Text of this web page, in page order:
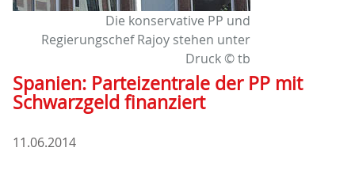
Die konservative PP und
Regierungschef Rajoy stehen unter
Druck © tb
Spanien: Parteizentrale der PP mit
Schwarzgeld finanziert
11.06.2014